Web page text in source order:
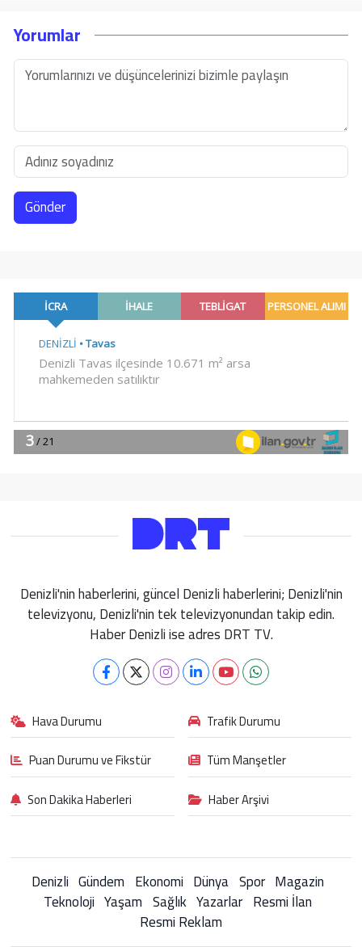
Yorumlar
Gönder
Denizli'nin haberlerini, güncel Denizli haberlerini; Denizli'nin
televizyonu, Denizli'nin tek televizyonundan takip edin.
Haber Denizli ise adres DRT TV.
Hava Durumu
Trafik Durumu
Puan Durumu ve Fikstür
Tüm Manşetler
Son Dakika Haberleri
Haber Arşivi
Denizli Gündem Ekonomi Dünya Spor Magazin
Teknoloji Yaşam Sağlık Yazarlar Resmi İlan
Resmi Reklam